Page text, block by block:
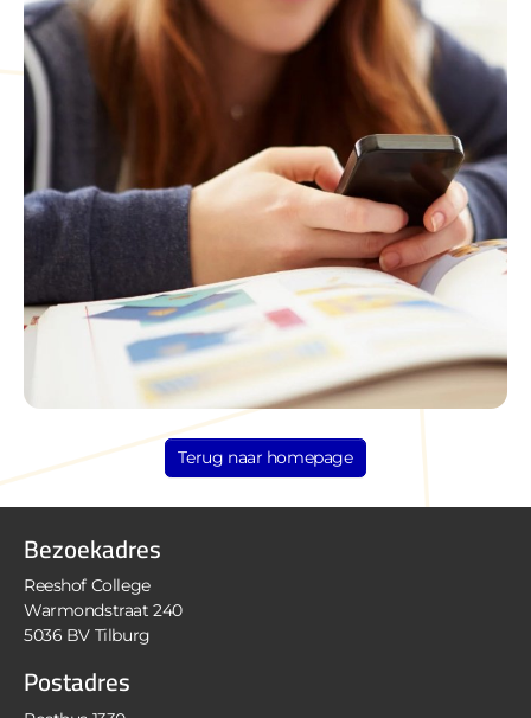
Terug naar homepage
Bezoekadres
Reeshof College
Warmondstraat 240
5036 BV Tilburg
Postadres